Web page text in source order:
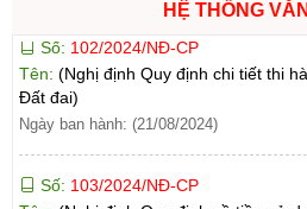
HỆ THỐNG
102/2024/NĐ-CP
Đất đai)
Ngày ban hành: (21/08/2024)
Ngày ban hành: (21/08/2024)